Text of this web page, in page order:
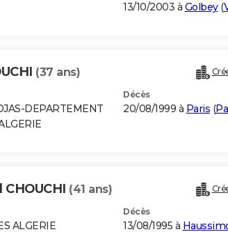
13/10/2003 à Golbey(
(37 ans)
DEPARTEMENT
Décès
20/08/1999 à Paris (
(41 ans)
ALGERIE
Décès
13/08/1995 à